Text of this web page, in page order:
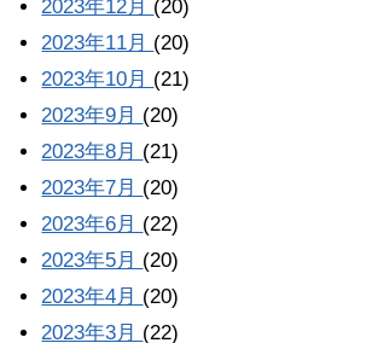
2023年12月 (20)
2023年11月 (20)
2023年10月 (21)
2023年9月 (20)
2023年8月 (21)
2023年7月 (20)
2023年6月 (22)
2023年5月 (20)
2023年4月 (20)
2023年3月 (22)